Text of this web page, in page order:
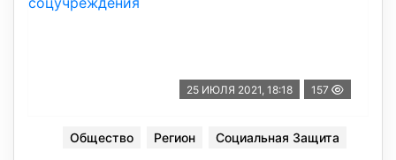
25 ИЮЛЯ 2021, 18:18 157
Общество Регион Социальная Защита